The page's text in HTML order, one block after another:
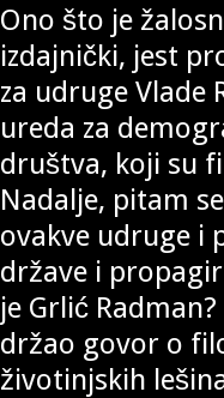
Ono što je
izdajnički, jest
za udruge Vlade
ureda za
društva, koji su
Nadalje, pitam
ovakve udruge i
države i
je Grlić
držao govor o
životinjskih